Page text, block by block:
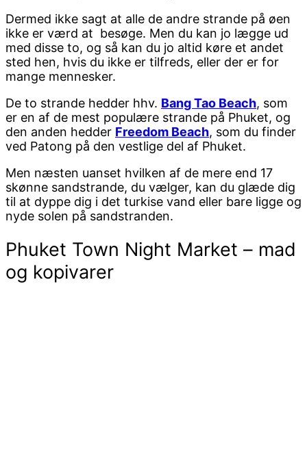
Dermed ikke sagt at alle de andre strande på øen
ikke er værd at besøge. Men du kan jo lægge ud
med disse to, og så kan du jo altid køre et andet
sted hen, hvis du ikke er tilfreds, eller der er for
mange mennesker.
De to strande hedder hhv. Bang Tao Beach, som
er en af de mest populære strande på Phuket, og
den anden hedder Freedom Beach, som du finder
ved Patong på den vestlige del af Phuket.
Men næsten uanset hvilken af de mere end 17
skønne sandstrande, du vælger, kan du glæde dig
til at dyppe dig i det turkise vand eller bare ligge og
nyde solen på sandstranden.
Phuket Town Night Market – mad
og kopivarer